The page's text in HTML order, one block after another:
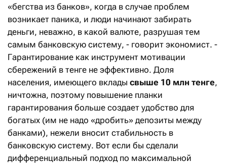
«бегства из банков», когда в случае проблем
возникает паника, и люди начинают забирать
деньги, неважно, в какой валюте, разрушая тем
самым банковскую систему, - говорит экономист. -
Гарантирование как инструмент мотивации
сбережений в тенге не эффективно. Доля
населения, имеющего вклады свыше 10 млн тенге,
ничтожна, поэтому повышение планки
гарантирования больше создает удобство для
богатых (им не надо «дробить» депозиты между
банками), нежели вносит стабильность в
банковскую систему. Вот если бы сделали
дифференциальный подход по максимальной